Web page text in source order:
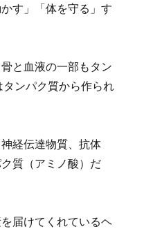
す」「体を守る」す
と血液の一部もタン
ンパク質から作られ
経伝達物質、抗体
質（アミノ酸）だ
届けてくれているヘ